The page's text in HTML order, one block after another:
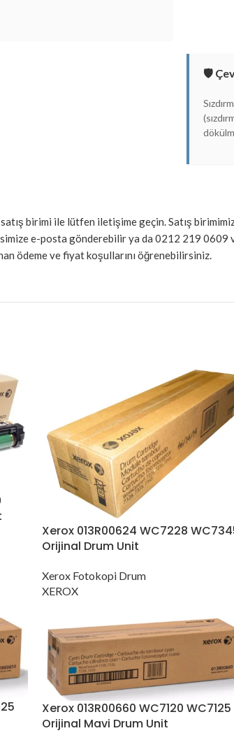
🛡️
birimi ile lütfen iletişime geçin. Satış
e-posta gönderebilir ya da 0212 219 0609
ödeme ve fiyat koşullarını öğrenebilirsiniz.
Xerox 013R00624 WC7228
Orijinal Drum Unit
Xerox Fotokopi Drum
XEROX
Xerox 013R00660 WC7120 WC7125
Orijinal Mavi Drum Unit